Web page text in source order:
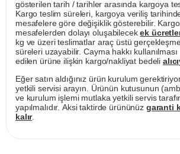
gösterilen tarih / tarihler arasında kargoya
Kargo teslim süreleri, kargoya veriliş
mesafelere göre değişiklik gösterebilir.
mesafelerden dolayı oluşabilecekek
kg ve üzeri teslimatlar araç üstü
süreleri uzayabilir. Cayma hakkı
edilen ürüne ilişkin kargo/nakliyat bedeli
Eğer satın aldığınız ürün kurulum
yetkili servisi arayın. Ürünün kutusunun
ve kurulum işlemi mutlaka yetkili servis
yapılmalıdır. Aksi taktirde ürününüz garanti
kalır.